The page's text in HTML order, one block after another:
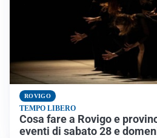
ROVIGO
TEMPO LIBERO
Cosa fare a Rovigo e
eventi di sabato 28 e